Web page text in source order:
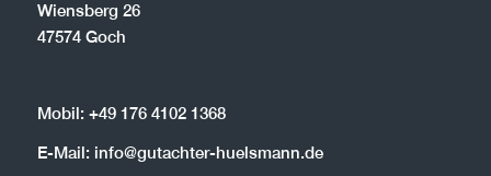
Wiensberg 26
47574 Goch
Mobil: +49 176 4102 1368
E-Mail: info@gutachter-huelsmann.de